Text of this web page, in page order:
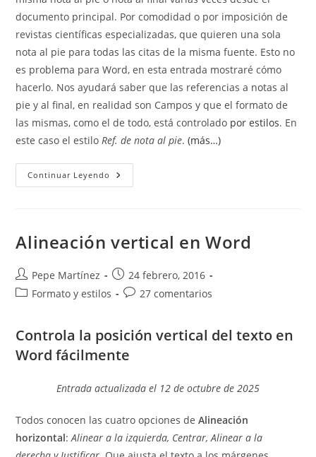
documento principal. Por comodidad o por imposición de
revistas científicas especializadas, que quieren una sola
nota al pie para todas las citas de la misma fuente. Esto no
es problema para Word, en esta entrada mostraré cómo
hacerlo. Nos ayudará saber que las referencias a notas al
pie y al final, en realidad son Campos y que el formato de
las mismas, como el de todo, está controlado por estilos. En
este caso el estiloRef. de nota al pie.(más…)
Continuar Leyendo Referenciar
Varias
Al
Nota
Al
Final
Alineación vertical en Word
Autor
de
Pepe Martínez
Publicación
de
24 febrero, 2016
Categoría
entrada:
Formato y estilos
Comentarios
entrada:
27 comentarios
Controla la posición vertical del texto en
Word fácilmente
Entrada actualizada el 12 de octubre de 2025
Todos conocen las cuatro opciones deAlineación
horizontal:Alinear a la izquierda, Centrar, Alinear a la